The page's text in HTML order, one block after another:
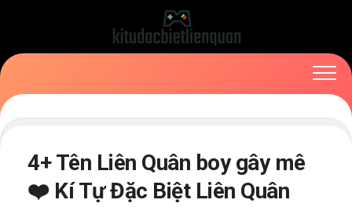
4+ Tên Liên Quân boy gây mê
❤️ Kí Tự Đặc Biệt Liên Quân